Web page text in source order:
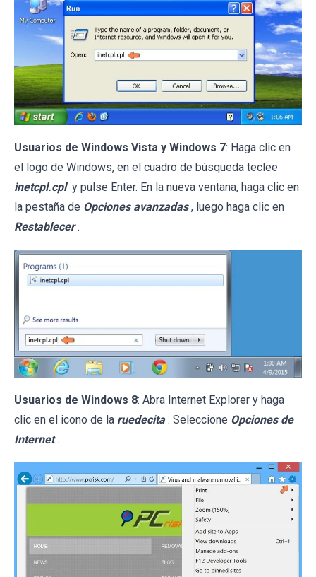
Usuarios de Windows Vista y Windows 7: Haga clic en
el logo de Windows, en el cuadro de búsqueda teclee
inetcpl.cpl y pulse Enter. En la nueva ventana, haga clic en
la pestaña de Opciones avanzadas , luego haga clic en
Restablecer .
Usuarios de Windows 8: Abra Internet Explorer y haga
clic en el icono de la ruedecita . Seleccione Opciones de
Internet .